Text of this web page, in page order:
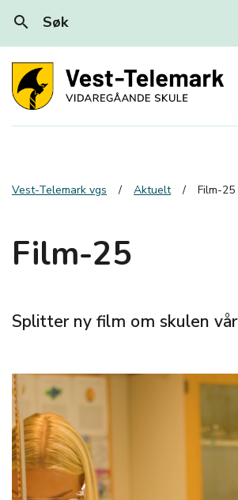
search Søk
Vest-Telemark vgs Aktuelt Film-25
Film-25
Splitter ny film om skulen vår